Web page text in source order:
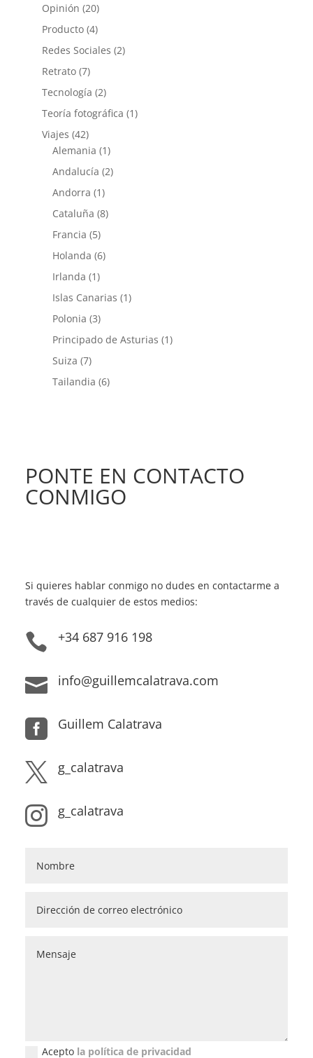
Opinión (20)
Producto(4)
Redes Sociales (2)
Retrato(7)
Tecnología (2)
Teoría fotográfica (1)
Viajes (42)
Alemania (1)
Andalucía (2)
Andorra (1)
Cataluña (8)
Francia (5)
Holanda (6)
Irlanda (1)
Islas Canarias (1)
Polonia (3)
Principado de Asturias (1)
Suiza (7)
Tailandia (6)
PONTE EN CONTACTO
CONMIGO
Si quieres hablar conmigo no dudes en contactarme a
través de cualquier de estos medios:
 +34 687 916 198
 info@guillemcalatrava.com
 Guillem Calatrava
 g_calatrava
 g_calatrava
Acepto la política de privacidad